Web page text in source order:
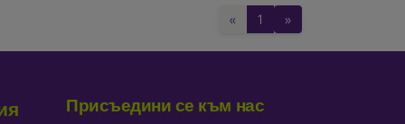
« 1 »
Присъедини се към нас